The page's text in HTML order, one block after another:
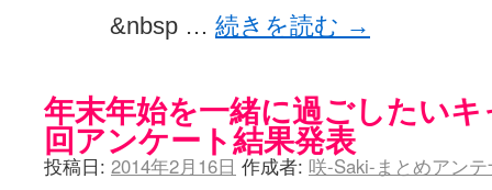
&nbsp … 続きを読む →
年末年始を一緒に過ごしたい
回アンケート結果発表
投稿日: 2014年2月16日 作成者: 咲-Saki-まとめアン